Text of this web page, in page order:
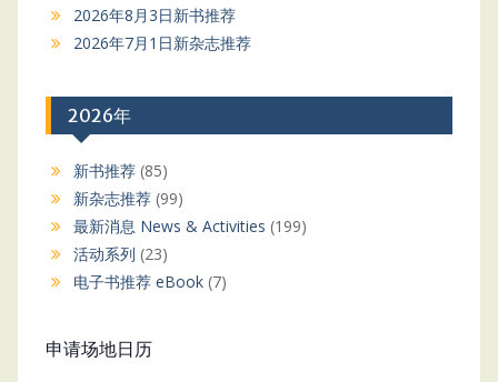
2026年8月3日新书推荐
2026年7月1日新杂志推荐
2026年
新书推荐(85)
新杂志推荐(99)
最新消息 News & Activities (199)
活动系列 (23)
电子书推荐 eBook(7)
申请场地日历